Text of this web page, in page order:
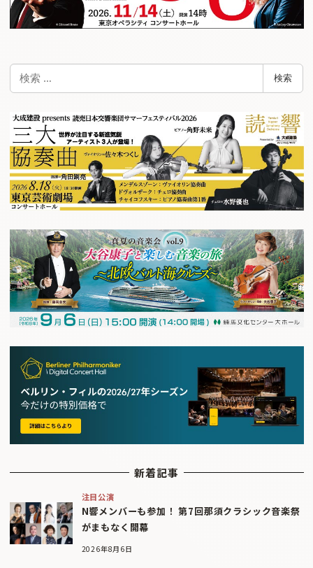
検
検索
新着記事
注目公演
N響メンバーも参加！ 第7回那須クラシック音楽祭
がまもなく開幕
2026年8月6日